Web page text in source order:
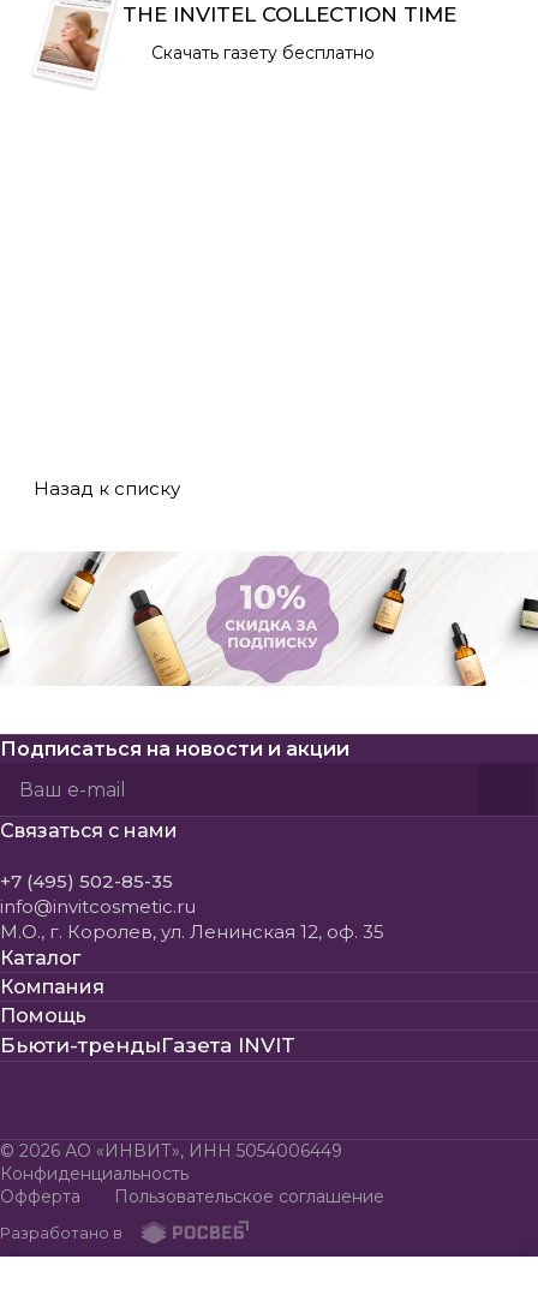
THE INVITEL COLLECTION TIME
Скачать газету бесплатно
Назад к списку
Подписаться на новости и акции
Политикой конфиденциальности
Связаться с нами
+7 (495) 502-85-35
info@invitcosmetic.ru
М.О., г. Королев, ул. Ленинская 12, оф. 35
Каталог
Компания
Помощь
Бьюти-трендыГазета INVIT
© 2026 АО «ИНВИТ», ИНН 5054006449
Конфиденциальность
Офферта
Пользовательское соглашение
Разработано в